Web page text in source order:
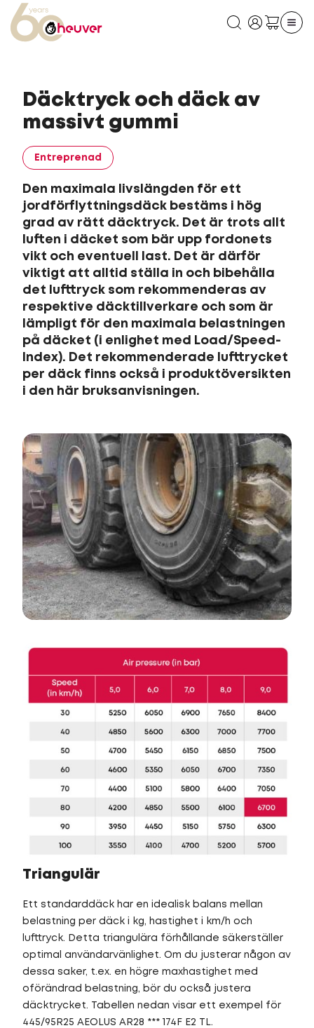
Däcktryck och däck av
massivt gummi
Entreprenad
Den maximala livslängden för ett
jordförflyttningsdäck bestäms i hög
grad av rätt däcktryck. Det är trots allt
luften i däcket som bär upp fordonets
vikt och eventuell last. Det är därför
viktigt att alltid ställa in och bibehålla
det lufttryck som rekommenderas av
respektive däcktillverkare och som är
lämpligt för den maximala belastningen
på däcket (i enlighet med Load/Speed-
Index). Det rekommenderade lufttrycket
per däck finns också i produktöversikten
i den här bruksanvisningen.
Triangulär
Ett standarddäck har en idealisk balans mellan
belastning per däck i kg, hastighet i km/h och
lufttryck. Detta triangulära förhållande säkerställer
optimal användarvänlighet. Om du justerar någon av
dessa saker, t.ex. en högre maxhastighet med
oförändrad belastning, bör du också justera
däcktrycket. Tabellen nedan visar ett exempel för
445/95R25 AEOLUS AR28 *** 174F E2 TL.